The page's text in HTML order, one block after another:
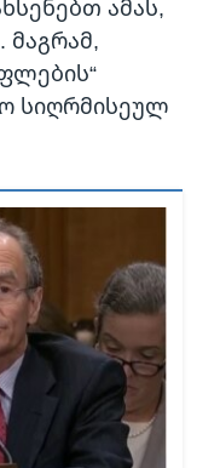
ამას,
მაგრამ,
სიღრმისეულ